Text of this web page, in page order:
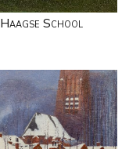
Haagse School